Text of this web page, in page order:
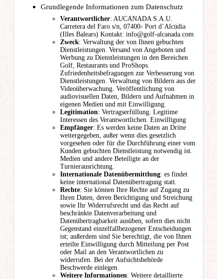
Grundlegende Informationen zum Datenschutz
Verantwortlicher: AUCANADA S.A.U.
Carretera del Faro s/n, 07400- Port d’Alcúdia
(Illes Balears) Kontakt: info@golf-alcanada.com
Zweck: Verwaltung der von Ihnen gebuchten
Dienstleistungen. Versand von Angeboten und
Werbung zu Dienstleistungen in den Bereichen
Golf, Restaurants und ProShops.
Zufriedenheitsbefragungen zur Verbesserung von
Dienstleistungen. Verwaltung von Bildern aus der
Videoüberwachung. Veröffentlichung von
audiovisuellen Daten, Bildern und Aufnahmen in
eigenen Medien und mit Einwilligung.
Legitimation: Vertragserfüllung. Legitime
Interessen des Verantwortlichen. Einwilligung
Empfänger: Es werden keine Daten an Dritte
weitergegeben, außer wenn dies gesetzlich
vorgesehen oder für die Durchführung einer vom
Kunden gebuchten Dienstleistung notwendig ist.
Medien und andere Beteiligte an der
Turnierausrichtung.
Internationale Datenübermittlung: es findet
keine international Datenübertragung statt.
Rechte: Sie können Ihre Rechte auf Zugang zu
Ihren Daten, deren Berichtigung und Streichung
sowie Ihr Widerrufsrecht und das Recht auf
beschränkte Datenverarbeitung und
Datenübertragbarkeit ausüben, sofern dies nicht
Gegenstand einzelfallbezogener Entscheidungen
ist; außerdem sind Sie berechtigt, die von Ihnen
erteilte Einwilligung durch Mitteilung per Post
oder Mail an den Verantwortlichen zu
widerrufen. Bei der Aufsichtsbehörde
Beschwerde einlegen.
Weitere Informationen: Weitere detaillierte